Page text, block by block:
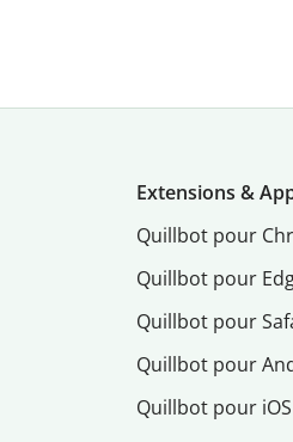
Extensions &
Quillbot pour
Quillbot pour
Quillbot pour
Quillbot pour
Quillbot pour iOS